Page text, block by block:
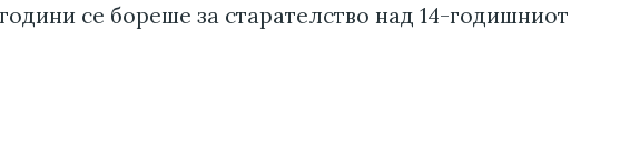
години се бореше за старателство над 14-годишниот